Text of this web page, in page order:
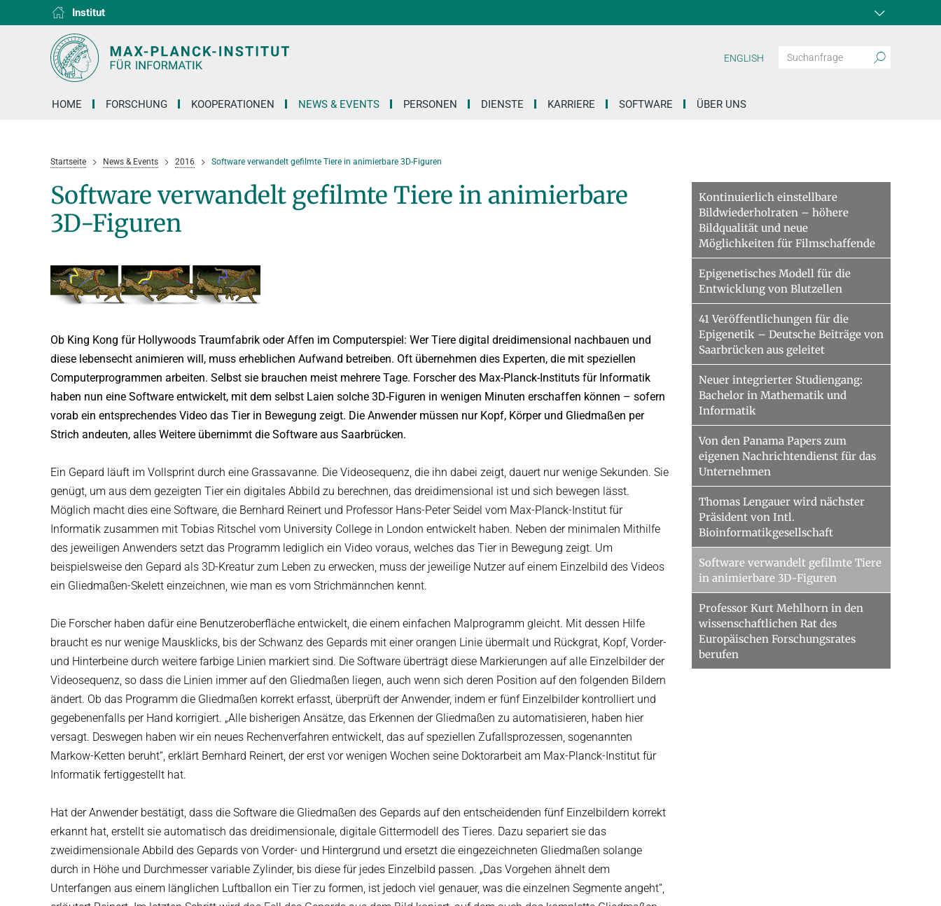
Institut
D1
D2
D3
D4
D5
D6
RG1
RG2
RG3
HOME FORSCHUNG KOOPERATIONEN NEWS & EVENTS PERSONEN DIENSTE KARRIERE SOFTWARE ÜBER UNS
ENGLISH
Startseite News & Events 2016 Software verwandelt gefilmte Tiere in animierbare 3D-Figuren
Software verwandelt gefilmte Tiere in animierbare
3D-Figuren
Ob King Kong für Hollywoods Traumfabrik oder Affen im Computerspiel: Wer Tiere digital dreidimensional nachbauen und
diese lebensecht animieren will, muss erheblichen Aufwand betreiben. Oft übernehmen dies Experten, die mit speziellen
Computerprogrammen arbeiten. Selbst sie brauchen meist mehrere Tage. Forscher des Max-Planck-Instituts für Informatik
haben nun eine Software entwickelt, mit dem selbst Laien solche 3D-Figuren in wenigen Minuten erschaffen können – sofern
vorab ein entsprechendes Video das Tier in Bewegung zeigt. Die Anwender müssen nur Kopf, Körper und Gliedmaßen per
Strich andeuten, alles Weitere übernimmt die Software aus Saarbrücken.
Ein Gepard läuft im Vollsprint durch eine Grassavanne. Die Videosequenz, die ihn dabei zeigt, dauert nur wenige Sekunden. Sie
genügt, um aus dem gezeigten Tier ein digitales Abbild zu berechnen, das dreidimensional ist und sich bewegen lässt.
Möglich macht dies eine Software, die Bernhard Reinert und Professor Hans-Peter Seidel vom Max-Planck-Institut für
Informatik zusammen mit Tobias Ritschel vom University College in London entwickelt haben. Neben der minimalen Mithilfe
des jeweiligen Anwenders setzt das Programm lediglich ein Video voraus, welches das Tier in Bewegung zeigt. Um
beispielsweise den Gepard als 3D-Kreatur zum Leben zu erwecken, muss der jeweilige Nutzer auf einem Einzelbild des Videos
ein Gliedmaßen-Skelett einzeichnen, wie man es vom Strichmännchen kennt.
Die Forscher haben dafür eine Benutzeroberfläche entwickelt, die einem einfachen Malprogramm gleicht. Mit dessen Hilfe
braucht es nur wenige Mausklicks, bis der Schwanz des Gepards mit einer orangen Linie übermalt und Rückgrat, Kopf, Vorder-
und Hinterbeine durch weitere farbige Linien markiert sind. Die Software überträgt diese Markierungen auf alle Einzelbilder der
Videosequenz, so dass die Linien immer auf den Gliedmaßen liegen, auch wenn sich deren Position auf den folgenden Bildern
ändert. Ob das Programm die Gliedmaßen korrekt erfasst, überprüft der Anwender, indem er fünf Einzelbilder kontrolliert und
gegebenenfalls per Hand korrigiert. „Alle bisherigen Ansätze, das Erkennen der Gliedmaßen zu automatisieren, haben hier
versagt. Deswegen haben wir ein neues Rechenverfahren entwickelt, das auf speziellen Zufallsprozessen, sogenannten
Markow-Ketten beruht“, erklärt Bernhard Reinert, der erst vor wenigen Wochen seine Doktorarbeit am Max-Planck-Institut für
Informatik fertiggestellt hat.
Hat der Anwender bestätigt, dass die Software die Gliedmaßen des Gepards auf den entscheidenden fünf Einzelbildern korrekt
erkannt hat, erstellt sie automatisch das dreidimensionale, digitale Gittermodell des Tieres. Dazu separiert sie das
zweidimensionale Abbild des Gepards von Vorder- und Hintergrund und ersetzt die eingezeichneten Gliedmaßen solange
durch in Höhe und Durchmesser variable Zylinder, bis diese für jedes Einzelbild passen. „Das Vorgehen ähnelt dem
Unterfangen aus einem länglichen Luftballon ein Tier zu formen, ist jedoch viel genauer, was die einzelnen Segmente angeht“,
Kontinuierlich einstellbare
Bildwiederholraten – höhere
Bildqualität und neue
Möglichkeiten für Filmschaffende
Epigenetisches Modell für die
Entwicklung von Blutzellen
41 Veröffentlichungen für die
Epigenetik – Deutsche Beiträge von
Saarbrücken aus geleitet
Neuer integrierter Studiengang:
Bachelor in Mathematik und
Informatik
Von den Panama Papers zum
eigenen Nachrichtendienst für das
Unternehmen
Thomas Lengauer wird nächster
Präsident von Intl.
Bioinformatikgesellschaft
Software verwandelt gefilmte Tiere
in animierbare 3D-Figuren
Professor Kurt Mehlhorn in den
wissenschaftlichen Rat des
Europäischen Forschungsrates
berufen